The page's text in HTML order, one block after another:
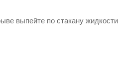
выпейте по стакану